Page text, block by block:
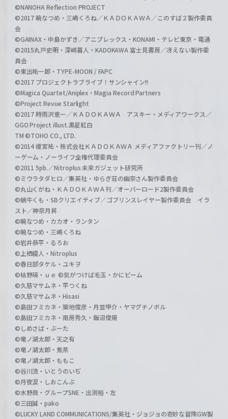
©NANOHA Reflection PROJECT
©2017 暁なつめ・三嶋くろね／ＫＡＤＯＫＡＷＡ／このすば２製作委員
会
©GAINAX・中島かずき／アニプレックス・KONAMI・テレビ東京・電通
©2015丸戸史明・深崎暮人・KADOKAWA 富士見書房／冴えない製作委
員会
©東出祐一郎・TYPE-MOON / FAPC
©2017 プロジェクトラブライブ！サンシャイン!!
©Magica Quartet/Aniplex・Magia Record Partners
©Project Revue Starlight
©2017 時雨沢恵一／ＫＡＤＯＫＡＷＡ アスキー・メディアワークス／
GGO Project illust.黒星紅白
TM ©TOHO CO., LTD.
©2014 榎宮祐・株式会社ＫＡＤＯＫＡＷＡ メディアファクトリー刊／ノ
ーゲーム・ノーライフ全権代理委員会
©2011 5pb.／Nitroplus 未来ガジェット研究所
©ミウラタダヒロ／集英社・ゆらぎ荘の幽奈さん製作委員会
©丸山くがね・ＫＡＤＯＫＡＷＡ刊／オーバーロード2製作委員会
©蝸牛くも・SBクリエイティブ／ゴブリンスレイヤー製作委員会 イラ
スト／神奈月昇
©暁なつめ・カカオ・ランタン
©暁なつめ・三嶋くろね
©岩井恭平・るろお
©上栖綴人・Nitroplus
©春日部タケル・ユキヲ
©枯野瑛・ｕｅ ©気がつけば毛玉・かにビーム
©久慈マサムネ・平つくね
©久慈マサムネ・Hisasi
©島田フミカネ・築地俊彦・月並甲介・ヤマグチノボル
©島田フミカネ・南房秀久・飯沼俊規
©しめさば・ぶーた
©竜ノ湖太郎・天之有
©竜ノ湖太郎・焦茶
©竜ノ湖太郎・ももこ
©谷川流・いとうのいぢ
©月夜涙・しおこんぶ
©水野良・グループSNE・出渕裕・左
©三田誠・pako
©LUCKY LAND COMMUNICATIONS/集英社・ジョジョの奇妙な冒険GW製